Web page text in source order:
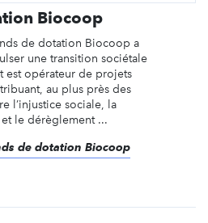
Biocoop
de dotation Biocoop a
une transition sociétale
est opérateur de projets
au plus près des
l’injustice sociale, la
le dérèglement ...
de dotation Biocoop